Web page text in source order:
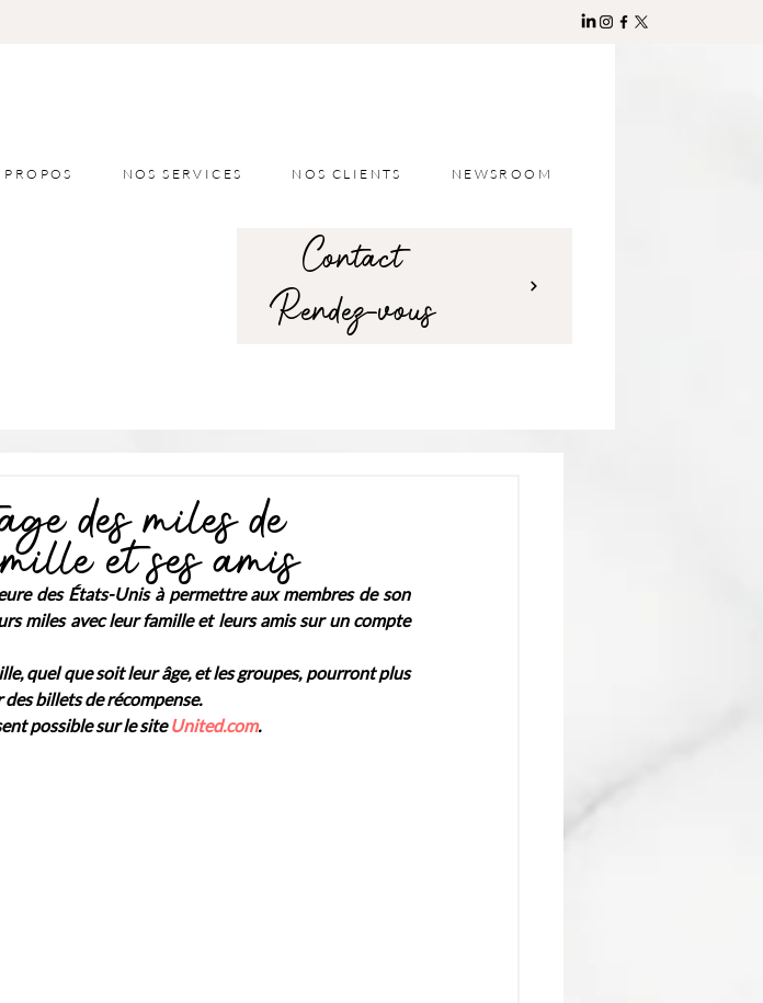
PROPOS NOS SERVICES NOS CLIENTS NEWSROOM
Rendez-vous
Contact
des miles de
et ses amis
des États-Unis à permettre aux membres de son
miles avec leur famille et leurs amis sur un compte
quel que soit leur âge, et les groupes, pourront plus
billets de récompense.
possible sur le site United.com.